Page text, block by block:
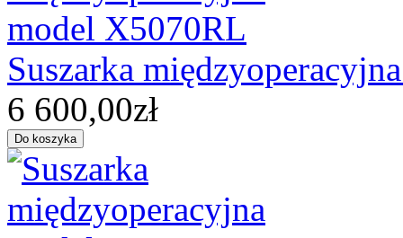
Suszarka
6 600,00zł